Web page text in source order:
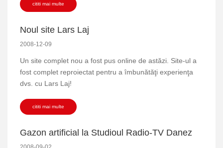
cititi mai multe
Noul site Lars Laj
2008-12-09
Un site complet nou a fost pus online de astăzi. Site-ul a
fost complet reproiectat pentru a îmbunătăţi experienţa
dvs. cu Lars Laj!
cititi mai multe
Gazon artificial la Studioul Radio-TV Danez